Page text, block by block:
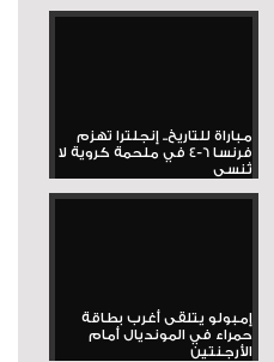
مباراة للتاريخ.. إنجلترا تهزم
فرنسا 6-4 في ملحمة كروية لا
تُنسى
إمبولو يتلقى أغرب بطاقة
حمراء في المونديال أمام
الأرجنتين